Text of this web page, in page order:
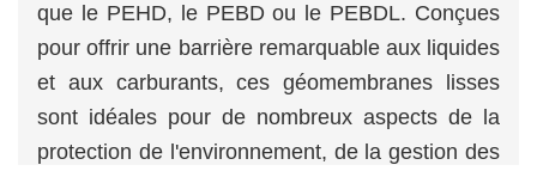
que le PEHD, le PEBD ou le PEBDL. Conçues
pour offrir une barrière remarquable aux liquides
et aux carburants, ces géomembranes lisses
sont idéales pour de nombreux aspects de la
protection de l'environnement, de la gestion des